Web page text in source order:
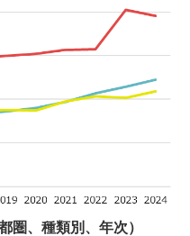
圏、種類別、年次）